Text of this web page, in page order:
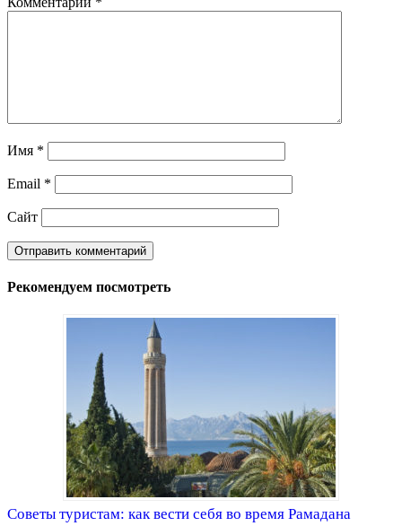
Имя *
Email *
Сайт
Рекомендуем посмотреть
Советы туристам: как вести себя во время Рамадана